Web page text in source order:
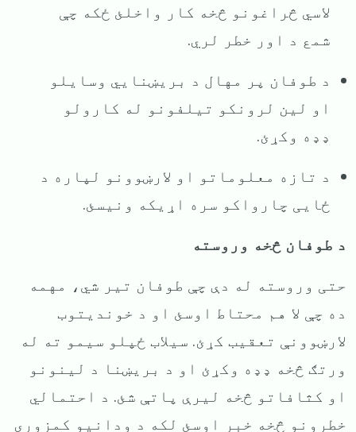
لاسي څراغونو څخه کار واخلئ ځکه چې
شمع د اور خطر لري.
د طوفان پر مهال د بریښنایي وسایلو
او لین لرونکو تیلفونو له کارولو
ډډه وکړئ.
د تازه معلوماتو او لارښوونو لپاره د
ځایی چارواکو سره اړیکه ونیسئ.
د طوفان څخه وروسته
حتی وروسته له دې چې طوفان تیر شي، مهمه
ده چې لا هم محتاط اوسئ او د خوندیتوب
لارښوونې تعقیب کړئ. سیلاب ځپلو سیمو ته له
ورتګ څخه ډډه وکړئ او د بریښنا د لینونو
او کثافاتو څخه لیرې پاتې شئ. د احتمالي
خطرونو څخه خبر اوسئ لکه د ودانیو کمزوری